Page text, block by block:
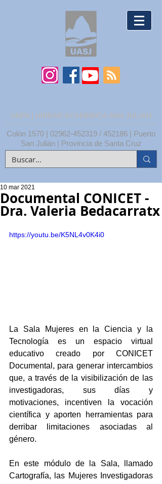
UNPA | UNIDAD ACADÉMICA SAN JULIÁN
Colón 1570 | 02962-452319 / 452186 | Puerto
San Julián | Provincia de Santa Cruz
Documental CONICET -
Dra. Valeria Bedacarratx
10 mar 2021
https://youtu.be/K5NL4v0K4i0
La Sala Mujeres en la Ciencia y la
Tecnología es un espacio virtual
educativo creado por CONICET
Documental, para generar intercambios
que, a través de la visibilización de las
investigadoras, sus días y
motivaciones, incentiven la vocación
científica y aporten herramientas para
derribar limitaciones asociadas al
género.
En este módulo de la Sala, llamado
Cartografía, las Mujeres Investigadoras